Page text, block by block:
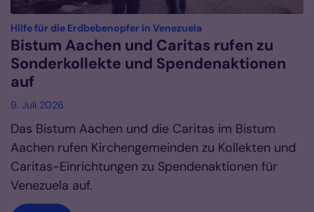
Hilfe für die Erdbebenopfer in Venezuela:
Bistum Aachen und Caritas rufen zu
Sonderkollekte und Spendenaktionen
auf
9. Juli 2026
Das Bistum Aachen und die Caritas im Bistum
Aachen rufen Kirchengemeinden zu Kollekten und
Caritas-Einrichtungen zu Spendenaktionen für
Venezuela auf.